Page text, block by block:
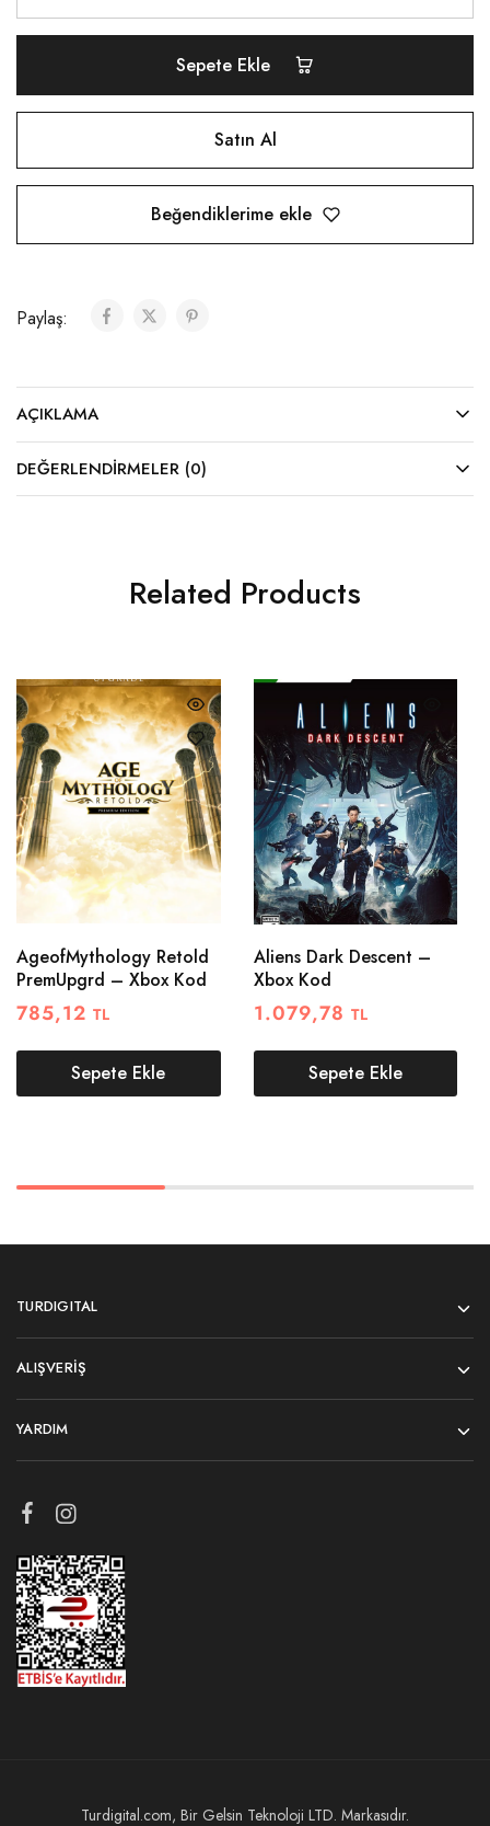
Sepete Ekle
Satın Al
Beğendiklerime ekle
Paylaş:
AÇIKLAMA
DEĞERLENDIRMELER (0)
Related Products
AgeofMythology Retold
PremUpgrd – Xbox Kod
785,12 TL
Sepete Ekle
Aliens Dark Descent –
Xbox Kod
1.079,78 TL
Sepete Ekle
TURDIGITAL
ALIŞVERIŞ
YARDIM
Turdigital.com, Bir Gelsin Teknoloji LTD. Markasıdır.